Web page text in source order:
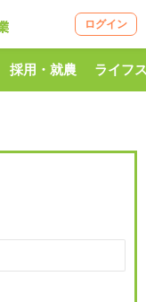
ログイン
採用・就農 ライフ